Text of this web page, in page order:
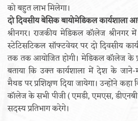
को बहुत लाभ मिलेगा।
दो दिवसीय बेसिक बायोमेडिकल कार्यशाला
श्रीनगर। राजकीय मेडिकल कॉलेज
स्टेटिसटिकल सॉफ्टवेयर पर दो दिवसीय
तक तक आयोजित होगी। मेडिकल कॉलेज के
बताया कि उक्त कार्यशाला में देश के जाने-
मैथड पर प्रशिक्षण दिया जायेगा। उन्होंने
कॉलेज के सभी पीजी ( एमडी, एमएस, डीएनबी
सदस्य प्रतिभाग करेगे।